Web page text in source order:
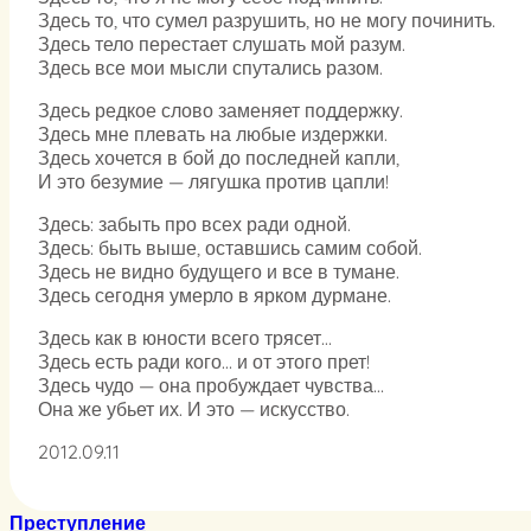
Здесь то, что сумел разрушить, но не могу починить.
Здесь тело перестает слушать мой разум.
Здесь все мои мысли спутались разом.
Здесь редкое слово заменяет поддержку.
Здесь мне плевать на любые издержки.
Здесь хочется в бой до последней капли,
И это безумие — лягушка против цапли!
Здесь: забыть про всех ради одной.
Здесь: быть выше, оставшись самим собой.
Здесь не видно будущего и все в тумане.
Здесь сегодня умерло в ярком дурмане.
Здесь как в юности всего трясет…
Здесь есть ради кого… и от этого прет!
Здесь чудо — она пробуждает чувства…
Она же убьет их. И это — искусство.
2012.09.11
Преступление